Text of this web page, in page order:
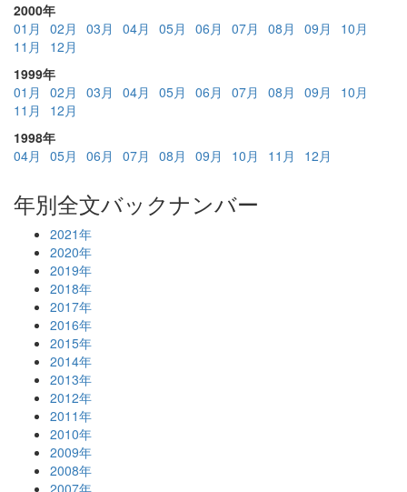
2000年
01月
02月 03月 04月 05月 06月 07月 08月 09月
10月
11月
12月
1999年
01月
02月 03月 04月 05月 06月 07月 08月 09月
10月
11月
12月
1998年
04月
05月 06月 07月 08月 09月 10月 11月 12月
年別全文バックナンバー
2021年
2020年
2019年
2018年
2017年
2016年
2015年
2014年
2013年
2012年
2011年
2010年
2009年
2008年